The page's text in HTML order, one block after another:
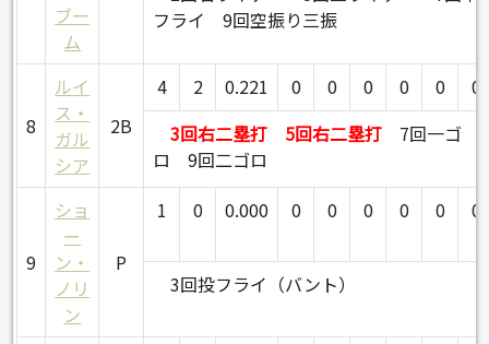
ブー
ム
フライ
9回空振り三振
8
ルイ
ス・
ガル
シア
2B
4 2 0.221 0 0 0 0 0
0
3回右二塁打
5回右二塁打
7回一ゴ
ロ
9回二ゴロ
9
ショ
ー
ン・
ノリ
ン
P
1 0 0.000 0 0 0 0 0 0
3回投フライ（バント）